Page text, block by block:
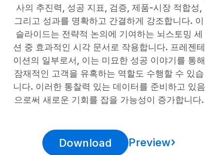
사의 추진력, 성공 지표, 검증, 제품-시장 적합성,
그리고 성과를 명확하고 간결하게 강조합니다. 이
슬라이드는 전략적 논의에 기여하는 뇌스토밍 세
션 중 효과적인 시각 문서로 작용합니다. 프레젠테
이션의 일부로서, 이는 미묘한 성공 이야기를 통해
잠재적인 고객을 유혹하는 역할도 수행할 수 있습
니다. 이러한 통찰력 있는 데이터를 준비하고 있음
으로써 새로운 기회를 잡을 가능성이 증가합니다.
Download Preview